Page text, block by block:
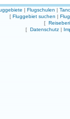
| Flugschulen |
[ Fluggebiet suchen |
[
[ Datenschutz |